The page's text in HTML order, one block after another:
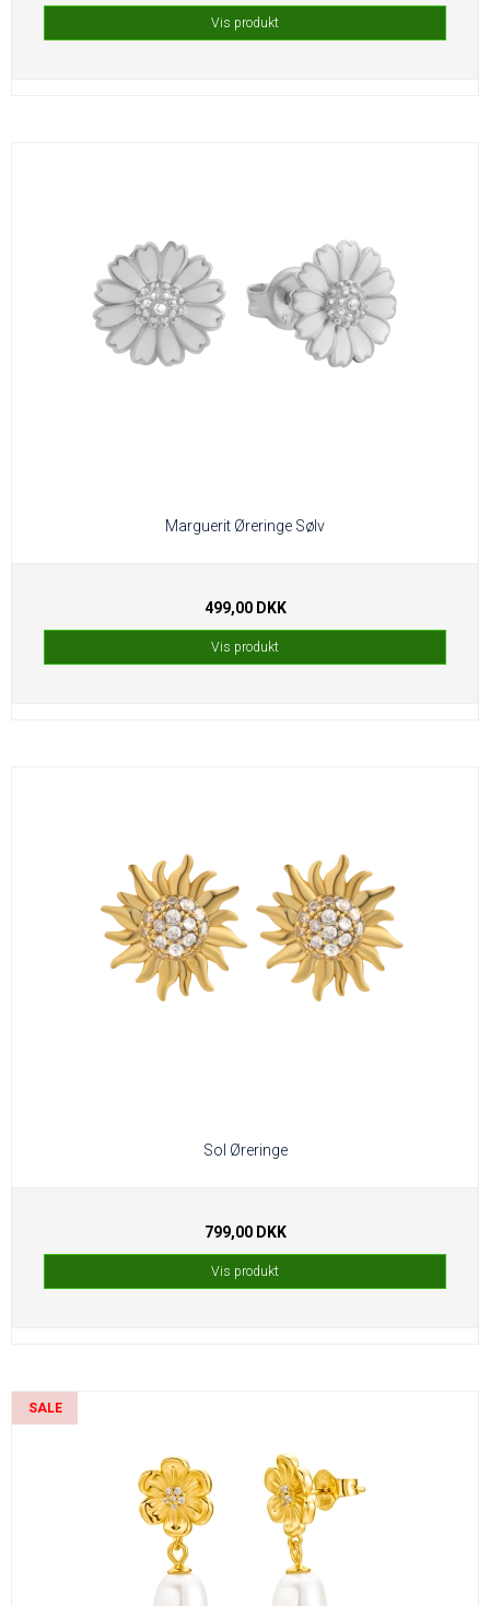
Vis produkt
Marguerit Øreringe Sølv
499,00 DKK
Vis produkt
Sol Øreringe
799,00 DKK
Vis produkt
SALE